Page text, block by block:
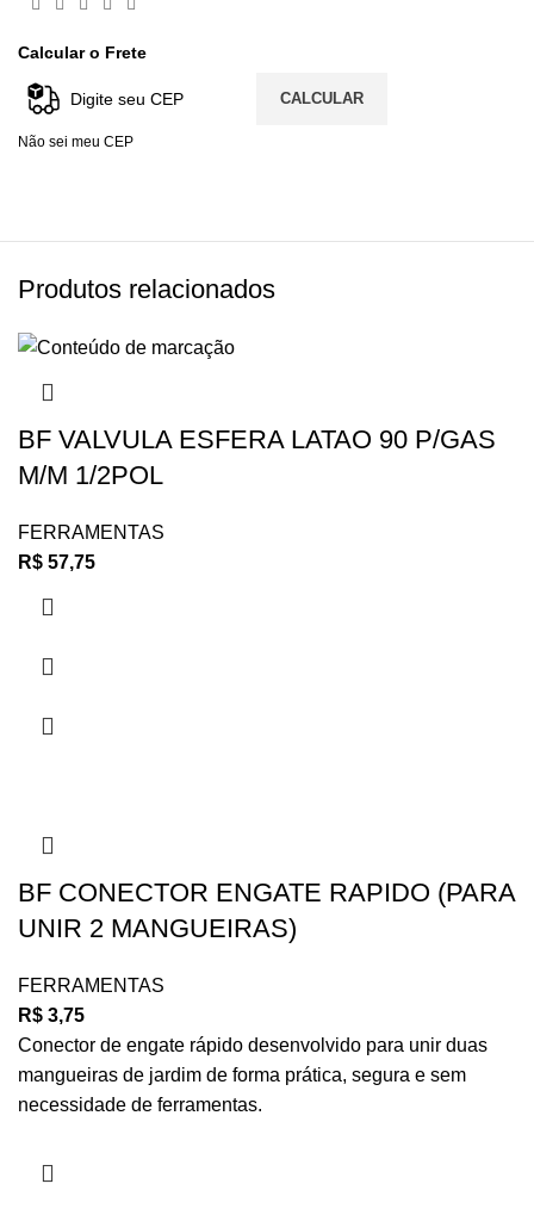
Calcular o Frete
CALCULAR
Não sei meu CEP
Produtos relacionados
BF VALVULA ESFERA LATAO 90 P/GAS
M/M 1/2POL
FERRAMENTAS
R$ 57,75
BF CONECTOR ENGATE RAPIDO (PARA
UNIR 2 MANGUEIRAS)
FERRAMENTAS
R$ 3,75
Conector de engate rápido desenvolvido para unir duas
mangueiras de jardim de forma prática, segura e sem
necessidade de ferramentas.